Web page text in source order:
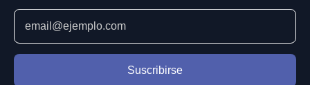
Suscribirse